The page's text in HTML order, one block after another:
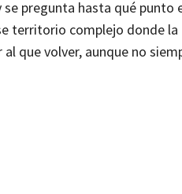
pregunta hasta qué punto
territorio complejo donde la
que volver, aunque no